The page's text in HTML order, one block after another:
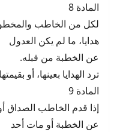
المادة 8
لكل من الخاطب
هدايا، ما لم يكن العدول
عن الخطبة من قبله.
ترد الهدايا بعينها، أو
المادة 9
إذا قدم الخاطب الصداق
عن الخطبة أو مات أحد